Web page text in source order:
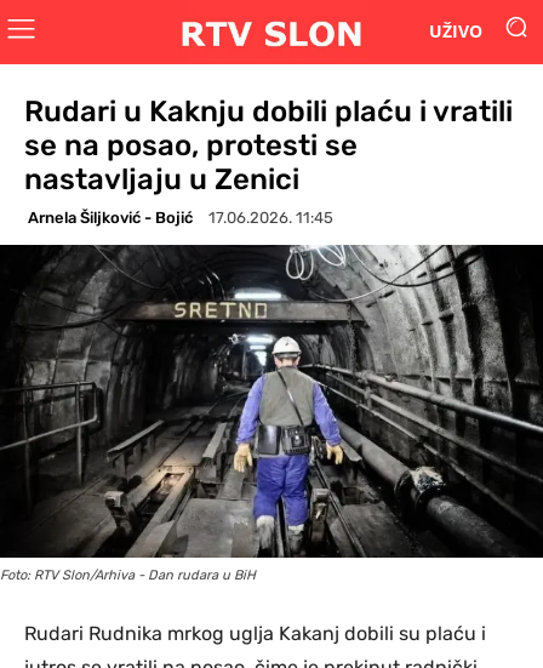
UŽIVO
Rudari u Kaknju dobili plaću i vratili
se na posao, protesti se
nastavljaju u Zenici
Arnela Šiljković - Bojić 17.06.2026. 11:45
Foto: RTV Slon/Arhiva - Dan rudara u BiH
Rudari Rudnika mrkog uglja Kakanj dobili su plaću i